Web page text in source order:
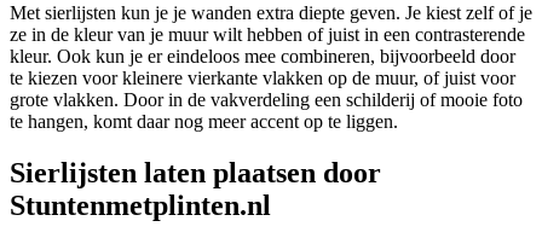
Met sierlijsten kun je je wanden extra diepte geven. Je kiest zelf of je
ze in de kleur van je muur wilt hebben of juist in een contrasterende
kleur. Ook kun je er eindeloos mee combineren, bijvoorbeeld door
te kiezen voor kleinere vierkante vlakken op de muur, of juist voor
grote vlakken. Door in de vakverdeling een schilderij of mooie foto
te hangen, komt daar nog meer accent op te liggen.
Sierlijsten laten plaatsen door
Stuntenmetplinten.nl